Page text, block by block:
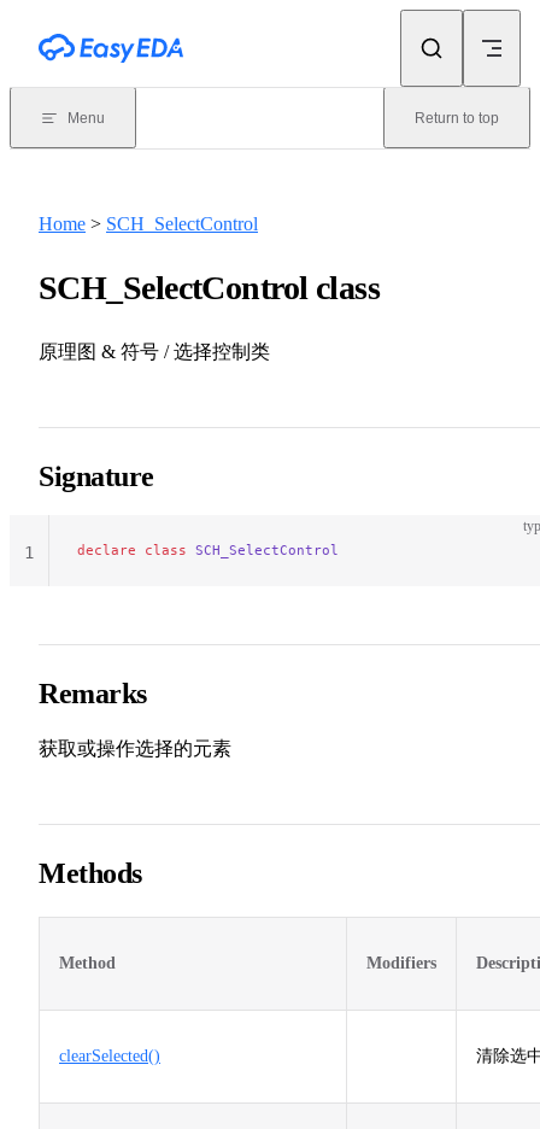
Menu Return to top
Home > SCH_SelectControl
SCH_SelectControl class
原理图 & 符号 / 选择控制类
Signature
declare class SCH_SelectControl
1
Remarks
获取或操作选择的元素
Methods
Method Modifiers
clearSelected() 清除选